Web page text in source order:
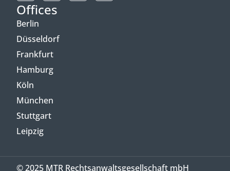
Offices
Berlin
Düsseldorf
Frankfurt
Hamburg
Köln
München
Stuttgart
Leipzig
© 2025 MTR Rechtsanwaltsgesellschaft mbH